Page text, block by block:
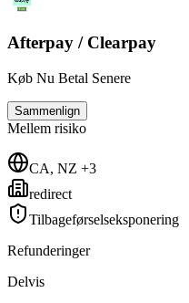
Afterpay / Clearpay
Køb Nu Betal Senere
Sammenlign
Mellem risiko
CA, NZ +3
redirect
Tilbageførselseksponering
Refunderinger
Delvis